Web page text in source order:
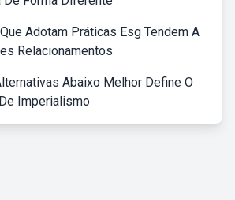
Adotam Práticas Esg Tendem A
Relacionamentos
Abaixo Melhor Define O
Imperialismo